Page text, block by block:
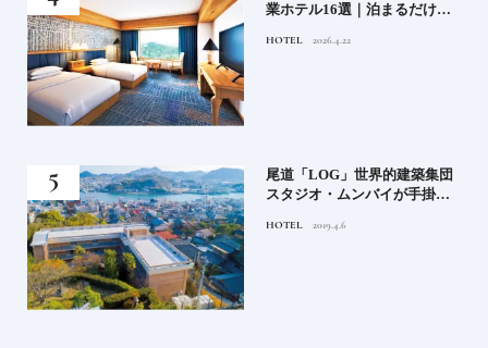
業ホテル16選｜泊まるだけで
ル
HOTEL 2026.4.22
尾道「LOG」世界的建築集団
スタジオ・ムンバイが手掛け
HOTEL 2019.4.6